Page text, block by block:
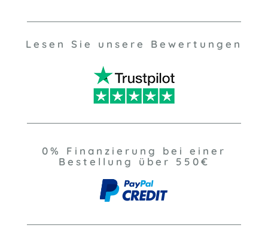
Lesen Sie unsere Bewertungen
0% Finanzierung bei einer
Bestellung über 550€